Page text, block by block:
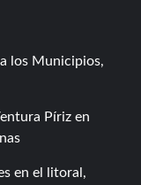
los Municipios,
Píriz en
en el litoral,